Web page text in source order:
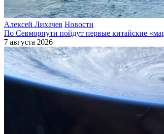
Алексей Лихачев Новости
По Севморпути пойдут первые китайские
7 августа 2026